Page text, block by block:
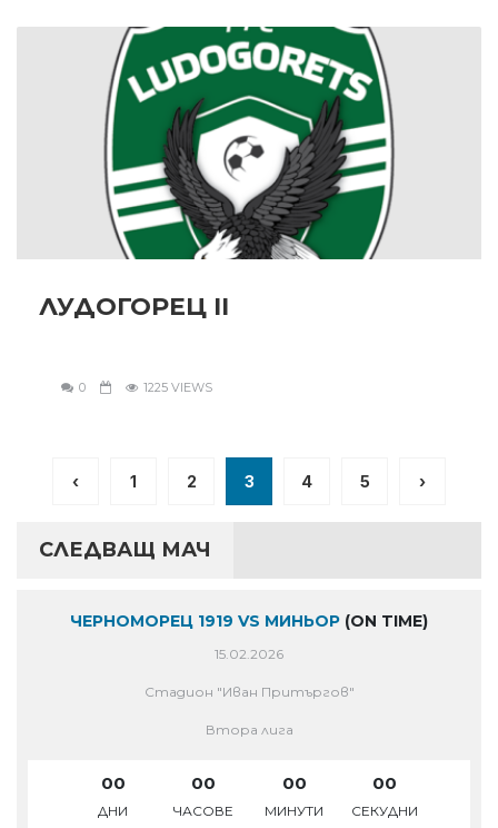
ЛУДОГОРЕЦ II
0 1225 VIEWS
‹ 1 2 3 4 5 ›
СЛЕДВАЩ МАЧ
ЧЕРНОМОРЕЦ 1919 VS МИНЬОР (ON TIME)
15.02.2026
Стадион "Иван Притъргов"
Втора лига
00
ДНИ
00
ЧАСОВЕ
00
МИНУТИ
00
СЕКУДНИ